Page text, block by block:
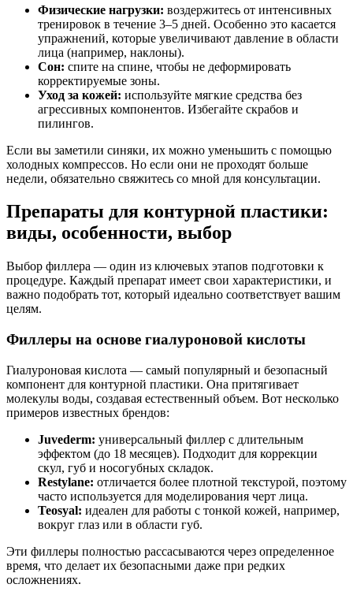
Физические нагрузки: воздержитесь от интенсивных
тренировок в течение 3–5 дней. Особенно это касается
упражнений, которые увеличивают давление в области
лица (например, наклоны).
Сон: спите на спине, чтобы не деформировать
корректируемые зоны.
Уход за кожей: используйте мягкие средства без
агрессивных компонентов. Избегайте скрабов и
пилингов.
Если вы заметили синяки, их можно уменьшить с помощью
холодных компрессов. Но если они не проходят больше
недели, обязательно свяжитесь со мной для консультации.
Препараты для контурной пластики:
виды, особенности, выбор
Выбор филлера — один из ключевых этапов подготовки к
процедуре. Каждый препарат имеет свои характеристики, и
важно подобрать тот, который идеально соответствует вашим
целям.
Филлеры на основе гиалуроновой кислоты
Гиалуроновая кислота — самый популярный и безопасный
компонент для контурной пластики. Она притягивает
молекулы воды, создавая естественный объем. Вот несколько
примеров известных брендов:
Juvederm: универсальный филлер с длительным
эффектом (до 18 месяцев). Подходит для коррекции
скул, губ и носогубных складок.
Restylane: отличается более плотной текстурой, поэтому
часто используется для моделирования черт лица.
Teosyal: идеален для работы с тонкой кожей, например,
вокруг глаз или в области губ.
Эти филлеры полностью рассасываются через определенное
время, что делает их безопасными даже при редких
осложнениях.